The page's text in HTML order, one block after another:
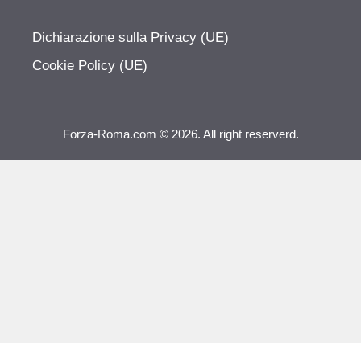
Dichiarazione sulla Privacy (UE)
Cookie Policy (UE)
Forza-Roma.com © 2026. All right reserverd.